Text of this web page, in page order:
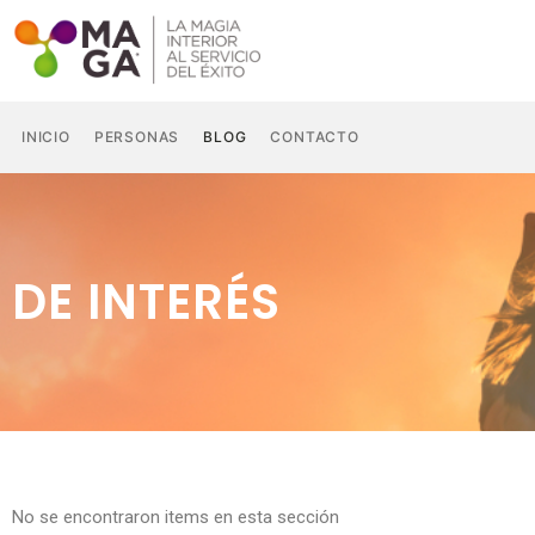
contenido
INICIO PERSONAS BLOG CONTACTO
DE INTERÉS
No se encontraron items en esta sección